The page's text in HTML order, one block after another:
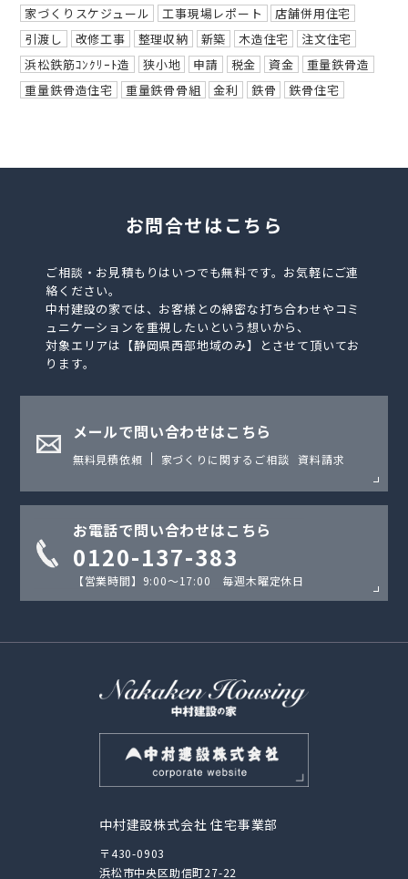
家づくりスケジュール
工事現場レポート
店舗併用住宅
引渡し
改修工事 整理収納 新築 木造住宅
注文住宅
浜松鉄筋ｺﾝｸﾘｰﾄ造
狭小地 申請 税金 資金
重量鉄骨造
重量鉄骨造住宅
重量鉄骨骨組 金利 鉄骨 鉄骨住宅
お問合せはこちら
ご相談・お見積もりはいつでも無料です。お気軽にご連
絡ください。
中村建設の家では、お客様との綿密な打ち合わせやコミ
ュニケーションを重視したいという想いから、
対象エリアは【静岡県西部地域のみ】とさせて頂いてお
ります。
メールで問い合わせはこちら
無料見積依頼 家づくりに関するご相談 資料請求
お電話で問い合わせはこちら
0120-137-383
【営業時間】9:00〜17:00 毎週木曜定休日
中村建設株式会社 住宅事業部
〒430-0903
浜松市中央区助信町27-22